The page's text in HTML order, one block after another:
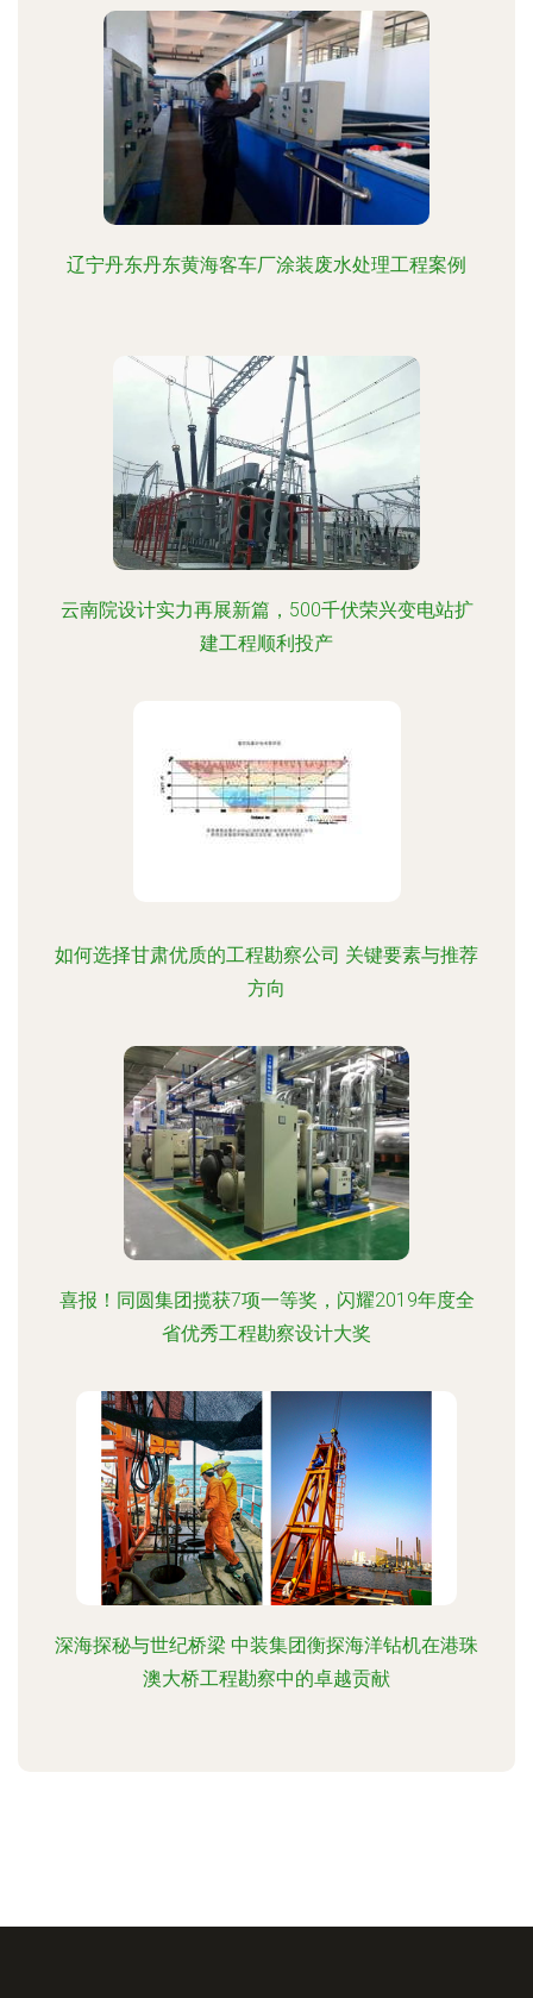
辽宁丹东丹东黄海客车厂涂装废水处理工程案例
云南院设计实力再展新篇，500千伏荣兴变电站扩
建工程顺利投产
如何选择甘肃优质的工程勘察公司 关键要素与推荐
方向
喜报！同圆集团揽获7项一等奖，闪耀2019年度全
省优秀工程勘察设计大奖
深海探秘与世纪桥梁 中装集团衡探海洋钻机在港珠
澳大桥工程勘察中的卓越贡献